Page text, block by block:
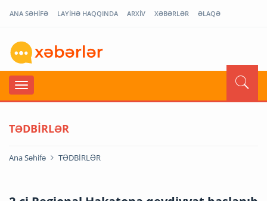
ANA SƏHİFƏ LAYİHƏ HAQQINDA ARXİV XƏBƏRLƏR ƏLAQƏ
TƏDBİRLƏR
Ana Səhifə TƏDBİRLƏR